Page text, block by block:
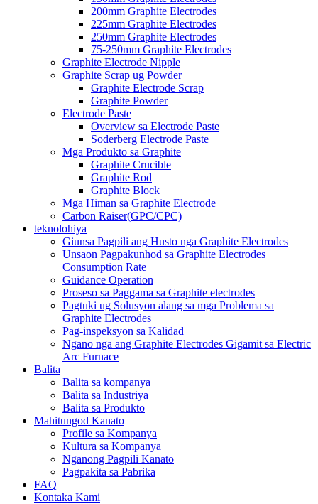
200mm Graphite Electrodes
225mm Graphite Electrodes
250mm Graphite Electrodes
75-250mm Graphite Electrodes
Graphite Electrode Nipple
Graphite Scrap ug Powder
Graphite Electrode Scrap
Graphite Powder
Electrode Paste
Overview sa Electrode Paste
Soderberg Electrode Paste
Mga Produkto sa Graphite
Graphite Crucible
Graphite Rod
Graphite Block
Mga Himan sa Graphite Electrode
Carbon Raiser(GPC/CPC)
teknolohiya
Giunsa Pagpili ang Husto nga Graphite Electrodes
Unsaon Pagpakunhod sa Graphite Electrodes
Consumption Rate
Guidance Operation
Proseso sa Paggama sa Graphite electrodes
Pagtuki ug Solusyon alang sa mga Problema sa
Graphite Electrodes
Pag-inspeksyon sa Kalidad
Ngano nga ang Graphite Electrodes Gigamit sa Electric
Arc Furnace
Balita
Balita sa kompanya
Balita sa Industriya
Balita sa Produkto
Mahitungod Kanato
Profile sa Kompanya
Kultura sa Kompanya
Nganong Pagpili Kanato
Pagpakita sa Pabrika
FAQ
Kontaka Kami